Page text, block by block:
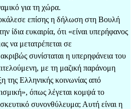
για τη χώρα.
επίσης η δήλωση στη Βουλή
ίδια ευκαιρία, ότι «είναι υπερήφανος
να μετατρέπεται σε
συνίσταται η υπερηφάνεια του
με τη μαζική παράνομη
της Ελληνικής κοινωνίας από
όπως λέγεται κομψά το
συνονθύλευμα; Αυτή είναι η